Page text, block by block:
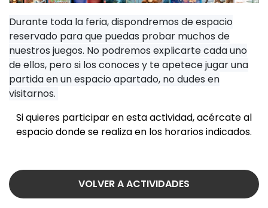
Durante toda la feria, dispondremos de espacio
reservado para que puedas probar muchos de
nuestros juegos. No podremos explicarte cada uno
de ellos, pero si los conoces y te apetece jugar una
partida en un espacio apartado, no dudes en
visitarnos.
Si quieres participar en esta actividad, acércate al
espacio donde se realiza en los horarios indicados.
VOLVER A ACTIVIDADES